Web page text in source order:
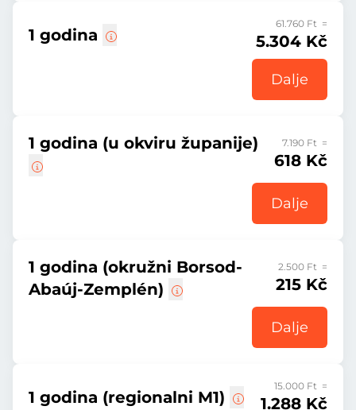
1 godina
61.760 Ft =
5.304 Kč
Dalje
1 godina (u okviru županije) 7.190 Ft =
618 Kč
Dalje
1 godina (okružni Borsod-
Abaúj-Zemplén)
2.500 Ft =
215 Kč
Dalje
1 godina (regionalni M1)
15.000 Ft =
1.288 Kč